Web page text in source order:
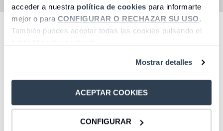
acceder a nuestra política de cookies para informarte
mejor o para CONFIGURAR O RECHAZAR SU USO.
También puedes aceptar todas las cookies pulsando el
Mostrar detalles
ACEPTAR COOKIES
CONFIGURAR
(*) Se informa expresamente al CLIENTE que, cualquier
financieros, entraña riesgos que el inversor debe conocer
previamente, tales como la potencial pérdida de la
inversión realizada. CBNK no garantiza un resultado
¿Cómo gestionamos tu cartera?